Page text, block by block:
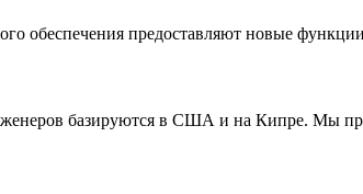
обеспечения предоставляют новые
базируются в США и на Кипре. Мы